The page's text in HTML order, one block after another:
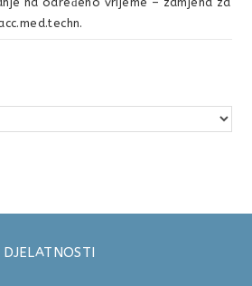
DJELATNOSTI